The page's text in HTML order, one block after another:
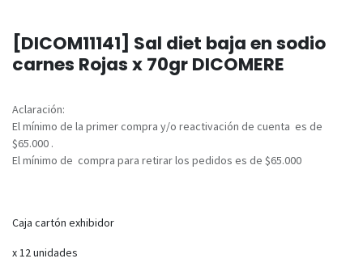
[DICOM11141] Sal diet baja en sodio
carnes Rojas x 70gr DICOMERE
Aclaración:
El mínimo de la primer compra y/o reactivación de cuenta es de
$65.000 .
El mínimo de compra para retirar los pedidos es de $65.000
Caja cartón exhibidor
x 12 unidades